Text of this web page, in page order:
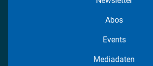
Abos
Events
Mediadaten